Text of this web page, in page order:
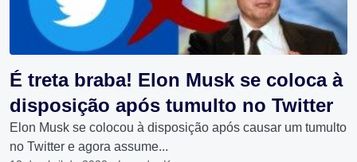
É treta braba! Elon Musk se coloca à
disposição após tumulto no Twitter
Elon Musk se colocou à disposição após causar um tumulto
no Twitter e agora assume...